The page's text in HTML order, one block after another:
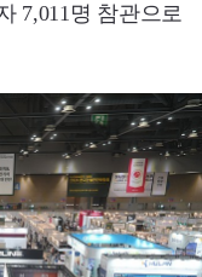
7,011명 참관으로